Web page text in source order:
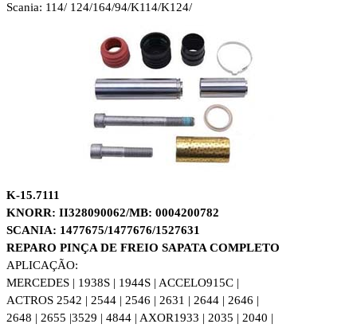
Scania: 114/ 124/164/94/K114/K124/
K-15.7111
KNORR: II328090062/MB: 0004200782
SCANIA: 1477675/1477676/1527631
REPARO PINÇA DE FREIO SAPATA COMPLETO
APLICAÇÃO:
MERCEDES | 1938S | 1944S | ACCELO915C |
ACTROS 2542 | 2544 | 2546 | 2631 | 2644 | 2646 |
2648 | 2655 |3529 | 4844 | AXOR1933 | 2035 | 2040 |